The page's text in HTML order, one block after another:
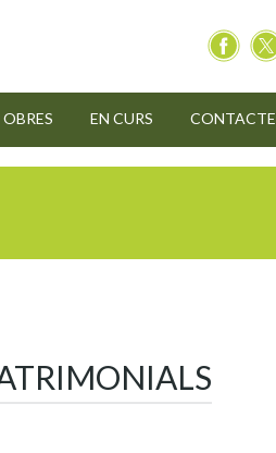
OBRES EN CURS CONTACTE